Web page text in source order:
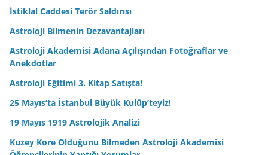
İstiklal Caddesi Terör Saldırısı
Astroloji Bilmenin Dezavantajları
Astroloji Akademisi Adana Açılışından Fotoğraflar ve
Anekdotlar
Astroloji Eğitimi 3. Kitap Satışta!
25 Mayıs’ta İstanbul Büyük Kulüp’teyiz!
19 Mayıs 1919 Astrolojik Analizi
Kuzey Kore Olduğunu Bilmeden Astroloji Akademisi